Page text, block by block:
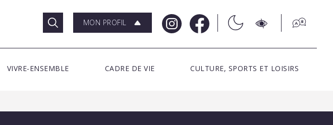
MON PROFIL
VIVRE-ENSEMBLE CADRE DE VIE CULTURE, SPORTS ET LOISIRS